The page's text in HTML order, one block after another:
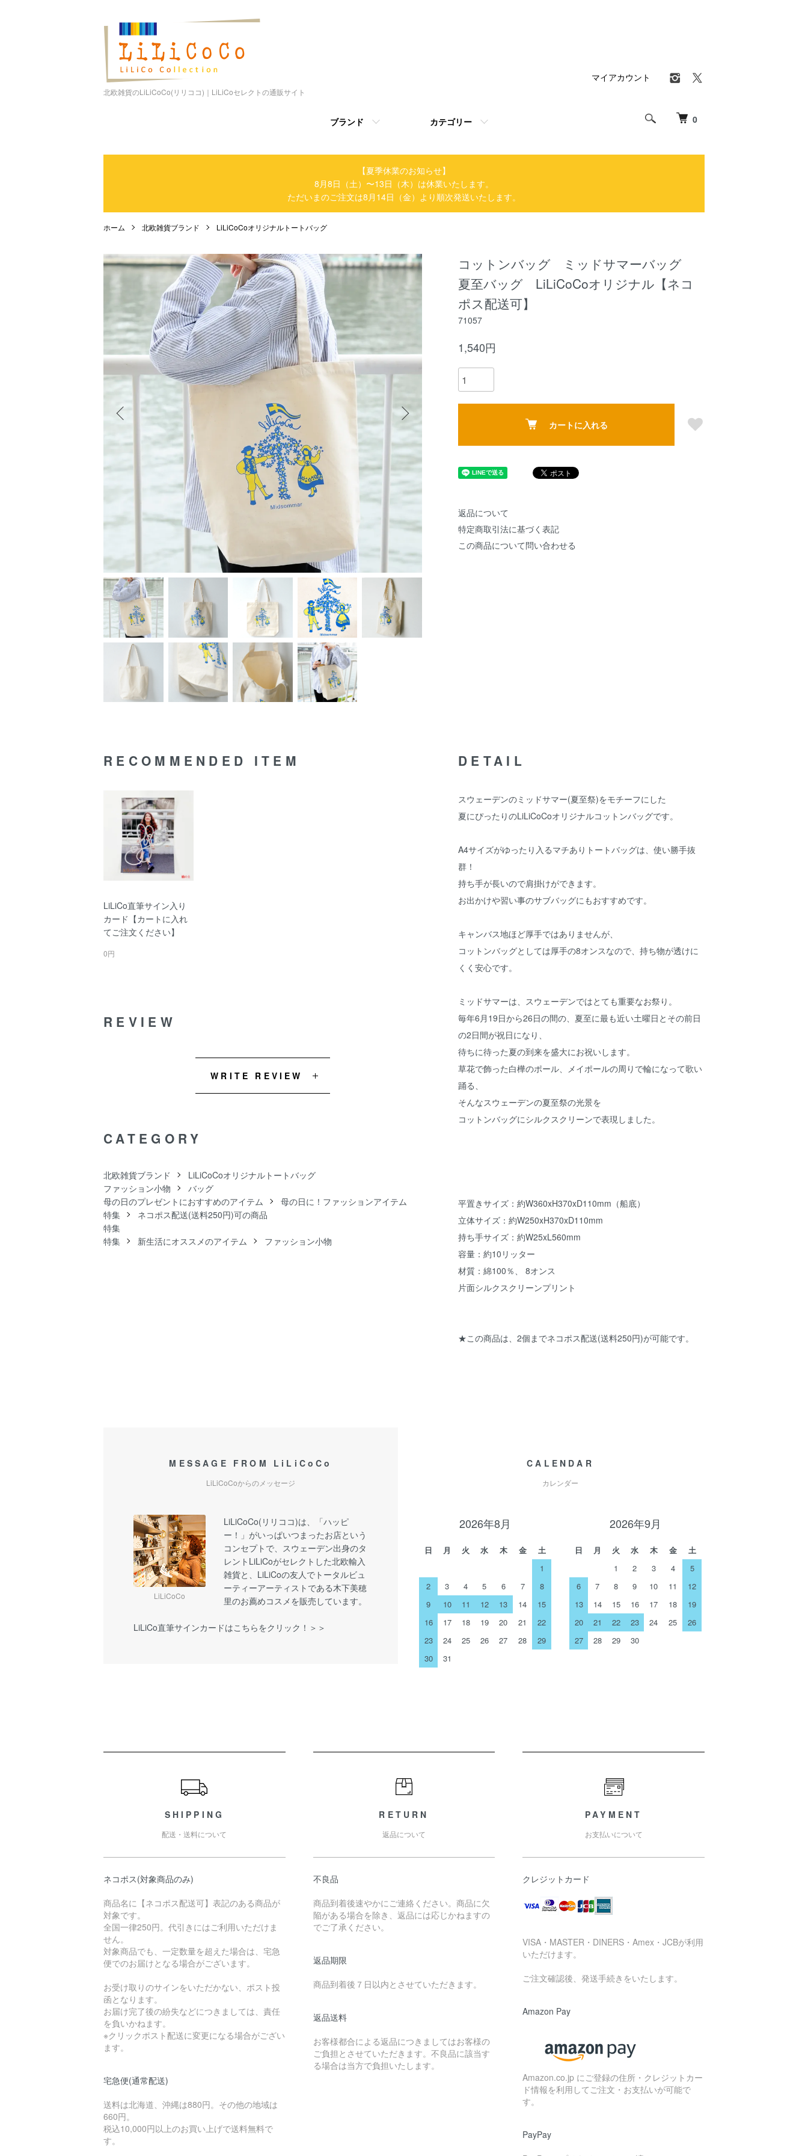
北欧雑貨のLiLiCoCo(リリココ)｜LiLiCoセレクトの通販サイト
0
ブランド カテゴリー
マイアカウント
【夏季休業のお知らせ】
8月8日（土）〜13日（木）は休業いたします。
ただいまのご注文は8月14日（金）より順次発送いたします。
ホーム 北欧雑貨ブランド LiLiCoCoオリジナルトートバッグ
コットンバッグ ミッドサマーバッグ
夏至バッグ LiLiCoCoオリジナル【ネコ
ポス配送可】
71057
1,540円
カートに入れる
返品について
特定商取引法に基づく表記
この商品について問い合わせる
DETAIL
スウェーデンのミッドサマー(夏至祭)をモチーフにした
夏にぴったりのLiLiCoCoオリジナルコットンバッグです。
A4サイズがゆったり入るマチありトートバッグは、使い勝手抜
群！
持ち手が長いので肩掛けができます。
お出かけや習い事のサブバッグにもおすすめです。
キャンバス地ほど厚手ではありませんが、
コットンバッグとしては厚手の8オンスなので、持ち物が透けに
くく安心です。
ミッドサマーは、スウェーデンではとても重要なお祭り。
毎年6月19日から26日の間の、夏至に最も近い土曜日とその前日
の2日間が祝日になり、
待ちに待った夏の到来を盛大にお祝いします。
草花で飾った白樺のポール、メイポールの周りで輪になって歌い
踊る、
そんなスウェーデンの夏至祭の光景を
コットンバッグにシルクスクリーンで表現しました。
平置きサイズ：約W360xH370xD110mm（船底）
立体サイズ：約W250xH370xD110mm
持ち手サイズ：約W25xL560mm
容量：約10リッター
材質：綿100％、 8オンス
片面シルクスクリーンプリント
★この商品は、2個までネコポス配送(送料250円)が可能です。
RECOMMENDED ITEM
LiLiCo直筆サイン入り
カード【カートに入れ
てご注文ください】
0円
REVIEW
WRITE REVIEW
CATEGORY
北欧雑貨ブランド
LiLiCoCoオリジナルトートバッグ
ファッション小物
バッグ
母の日のプレゼントにおすすめのアイテム
母の日に！ファッションアイテム
特集
ネコポス配送(送料250円)可の商品
特集
特集
新生活にオススメのアイテム ファッション小物
MESSAGE FROM LiLiCoCo
LiLiCoCoからのメッセージ
LiLiCoCo
LiLiCoCo(リリココ)は、「ハッピ
ー！」がいっぱいつまったお店という
コンセプトで、スウェーデン出身のタ
レントLiLiCoがセレクトした北欧輸入
雑貨と、LiLiCoの友人でトータルビュ
ーティーアーティストである木下美穂
里のお薦めコスメを販売しています。
LiLiCo直筆サインカードはこちらをクリック！＞＞
CALENDAR
カレンダー
2026年8月
日 月 火 水 木 金
土
1
2
3 4 5 6 7
8
9
10 11 12 13 14
15
16
17 18 19 20 21
22
23
24 25 26 27 28
29
30
31
2026年9月
日 月 火 水 木 金
土
1
2 3 4
5
6
7 8 9 10 11
12
13
14 15 16 17 18
19
20
21 22 23 24 25
26
27
28 29 30
SHIPPING
配送・送料について
ネコポス(対象商品のみ)
商品名に【ネコポス配送可】表記のある商品が
対象です。
全国一律250円。代引きにはご利用いただけま
せん。
対象商品でも、一定数量を超えた場合は、宅急
便でのお届けとなる場合がございます。
お受け取りのサインをいただかない、ポスト投
函となります。
お届け完了後の紛失などにつきましては、責任
を負いかねます。
※クリックポスト配送に変更になる場合がござい
ます。
宅急便(通常配送)
送料は北海道、沖縄は880円。その他の地域は
660円。
税込10,000円以上のお買い上げで送料無料で
す。
RETURN
返品について
不良品
商品到着後速やかにご連絡ください。商品に欠
陥がある場合を除き、返品には応じかねますの
でご了承ください。
返品期限
商品到着後７日以内とさせていただきます。
返品送料
お客様都合による返品につきましてはお客様の
ご負担とさせていただきます。不良品に該当す
る場合は当方で負担いたします。
PAYMENT
お支払いについて
クレジットカード
VISA・MASTER・DINERS・Amex・JCBが利用
いただけます。
ご注文確認後、発送手続きをいたします。
Amazon Pay
Amazon.co.jp にご登録の住所・クレジットカー
ド情報を利用してご注文・お支払いが可能で
す。
PayPay